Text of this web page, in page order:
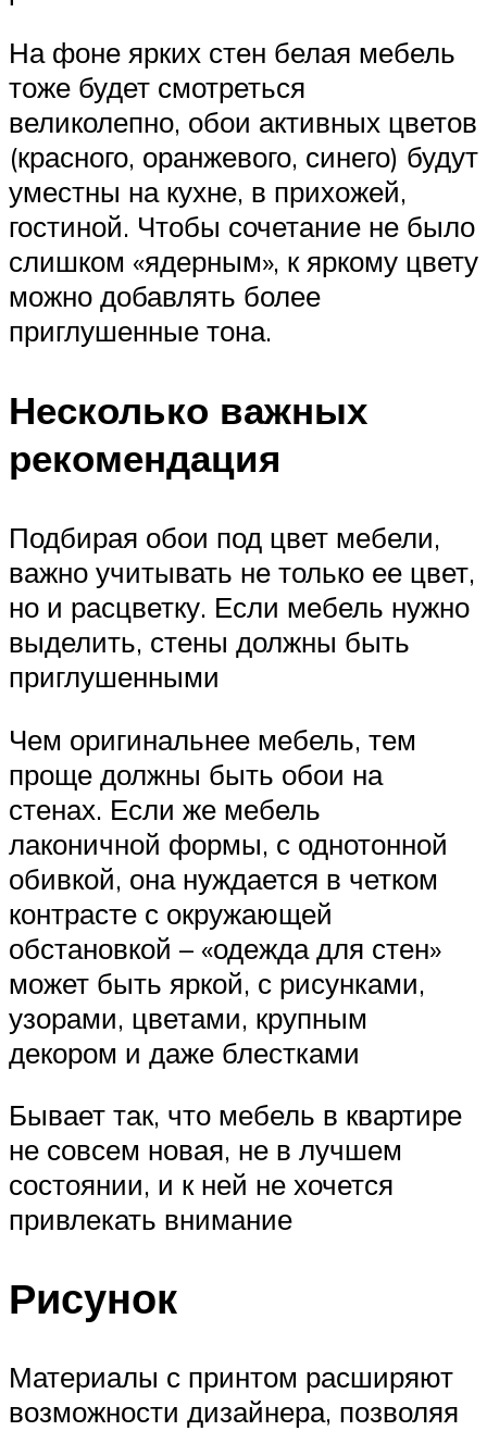
На фоне ярких стен белая мебель
тоже будет смотреться
великолепно, обои активных цветов
(красного, оранжевого, синего) будут
уместны на кухне, в прихожей,
гостиной. Чтобы сочетание не было
слишком «ядерным», к яркому цвету
можно добавлять более
приглушенные тона.
Несколько важных
рекомендация
Подбирая обои под цвет мебели,
важно учитывать не только ее цвет,
но и расцветку. Если мебель нужно
выделить, стены должны быть
приглушенными
Чем оригинальнее мебель, тем
проще должны быть обои на
стенах. Если же мебель
лаконичной формы, с однотонной
обивкой, она нуждается в четком
контрасте с окружающей
обстановкой – «одежда для стен»
может быть яркой, с рисунками,
узорами, цветами, крупным
декором и даже блестками
Бывает так, что мебель в квартире
не совсем новая, не в лучшем
состоянии, и к ней не хочется
привлекать внимание
Рисунок
Материалы с принтом расширяют
возможности дизайнера, позволяя